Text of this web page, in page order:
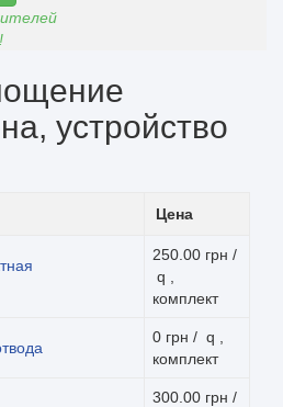
устройство
Цена
250.00 грн /
q ,
комплект
0 грн / q ,
комплект
300.00 грн /